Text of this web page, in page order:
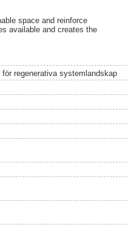
space and reinforce
available and creates the
regenerativa systemlandskap